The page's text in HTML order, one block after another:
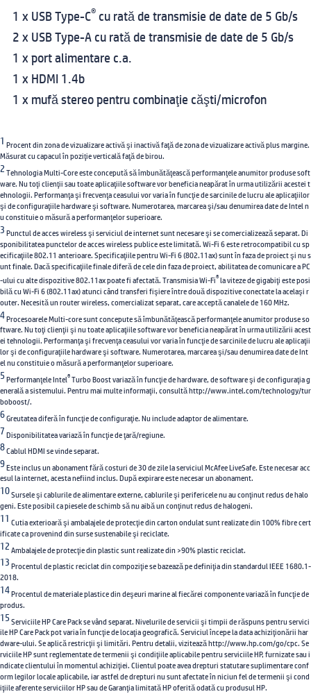
1 x USB Type-C® cu rată de transmisie de date de 5 Gb/s
2 x USB Type-A cu rată de transmisie de date de 5 Gb/s
1 x port alimentare c.a.
1 x HDMI 1.4b
1 x mufă stereo pentru combinaţie căşti/microfon
1 Procent din zona de vizualizare activă şi inactivă faţă de zona de vizualizare activă plus margine.
Măsurat cu capacul în poziţie verticală faţă de birou.
2Tehnologia Multi-Core este concepută să îmbunătăţească performanţele anumitor produse soft
ware. Nu toţi clienţii sau toate aplicaţiile software vor beneficia neapărat în urma utilizării acestei t
ehnologii. Performanţa şi frecvenţa ceasului vor varia în funcţie de sarcinile de lucru ale aplicaţiilor
şi de configuraţiile hardware şi software. Numerotarea, marcarea şi/sau denumirea date de Intel n
u constituie o măsură a performanţelor superioare.
3Punctul de acces wireless şi serviciul de internet sunt necesare şi se comercializează separat. Di
sponibilitatea punctelor de acces wireless publice este limitată. Wi-Fi 6 este retrocompatibil cu sp
ecificaţiile 802.11 anterioare. Specificaţiile pentru Wi-Fi 6 (802.11ax) sunt în faza de proiect şi nu s
unt finale. Dacă specificaţiile finale diferă de cele din faza de proiect, abilitatea de comunicare a PC
-ului cu alte dispozitive 802.11ax poate fi afectată. Transmisia Wi-Fi®la viteze de gigabiţi este posi
bilă cu Wi-Fi 6 (802.11ax) atunci când transferi fişiere între două dispozitive conectate la acelaşi r
outer. Necesită un router wireless, comercializat separat, care acceptă canalele de 160 MHz.
4Procesoarele Multi-core sunt concepute să îmbunătăţească performanţele anumitor produse so
ftware. Nu toţi clienţii şi nu toate aplicaţiile software vor beneficia neapărat în urma utilizării acest
ei tehnologii. Performanţa şi frecvenţa ceasului vor varia în funcţie de sarcinile de lucru ale aplicaţii
lor şi de configuraţiile hardware şi software. Numerotarea, marcarea şi/sau denumirea date de Int
el nu constituie o măsură a performanţelor superioare.
5Performanţele Intel®Turbo Boost variază în funcţie de hardware, de software şi de configuraţia g
enerală a sistemului. Pentru mai multe informaţii, consultă http://www.intel.com/technology/tur
boboost/.
6Greutatea diferă în funcţie de configuraţie. Nu include adaptor de alimentare.
7Disponibilitatea variază în funcţie de ţară/regiune.
8Cablul HDMI se vinde separat.
9Este inclus un abonament fără costuri de 30 de zile la serviciul McAfee LiveSafe. Este necesar acc
esul la internet, acesta nefiind inclus. După expirare este necesar un abonament.
10Sursele şi cablurile de alimentare externe, cablurile şi perifericele nu au conţinut redus de halo
geni. Este posibil ca piesele de schimb să nu aibă un conţinut redus de halogeni.
11 Cutia exterioară şi ambalajele de protecţie din carton ondulat sunt realizate din 100% fibre cert
ificate ca provenind din surse sustenabile şi reciclate.
12Ambalajele de protecţie din plastic sunt realizate din >90% plastic reciclat.
13Procentul de plastic reciclat din compoziţie se bazează pe definiţia din standardul IEEE 1680.1-
2018.
14Procentul de materiale plastice din deşeuri marine al fiecărei componente variază în funcţie de
produs.
15Serviciile HP Care Pack se vând separat. Nivelurile de servicii şi timpii de răspuns pentru servici
ile HP Care Pack pot varia în funcţie de locaţia geografică. Serviciul începe la data achiziţionării har
dware-ului. Se aplică restricţii şi limitări. Pentru detalii, vizitează http://www.hp.com/go/cpc. Se
rviciile HP sunt reglementate de termenii şi condiţiile aplicabile pentru serviciile HP, furnizate sau i
ndicate clientului în momentul achiziţiei. Clientul poate avea drepturi statutare suplimentare conf
orm legilor locale aplicabile, iar astfel de drepturi nu sunt afectate în niciun fel de termenii şi cond
iţiile aferente serviciilor HP sau de Garanţia limitată HP oferită odată cu produsul HP.